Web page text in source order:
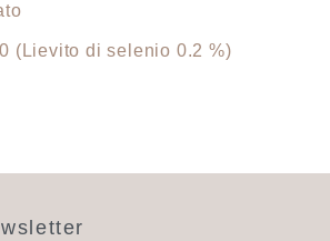
(Lievito di selenio 0.2 %)